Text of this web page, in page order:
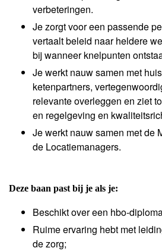
verbeteringen.
Je zorgt voor een passende
vertaalt beleid naar heldere
bij wanneer knelpunten
Je werkt nauw samen met
ketenpartners,
relevante overleggen en ziet
en regelgeving en
Je werkt nauw samen met de
de Locatiemanagers.
Deze baan past bij je als je:
Beschikt over een hbo-
Ruime ervaring hebt met
de zorg;